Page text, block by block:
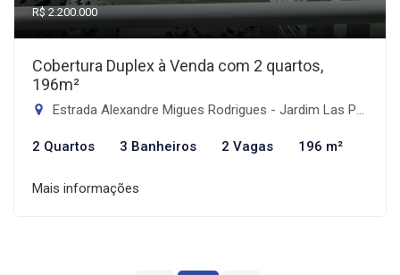
R$ 2.200.000
Cobertura Duplex à Venda com 2 quartos,
196m²
Estrada Alexandre Migues Rodrigues - Jardim Las Palmas, Guarujá-SP
2 Quartos 3 Banheiros 2 Vagas 196 m²
Mais informações